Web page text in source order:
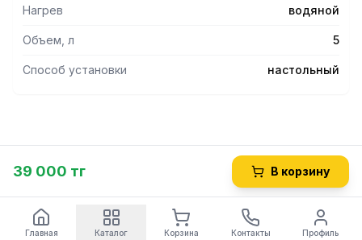
Нагрев водяной
Объем, л 5
Способ установки настольный
39 000 тг В корзину
Главная Каталог Корзина Контакты Профиль